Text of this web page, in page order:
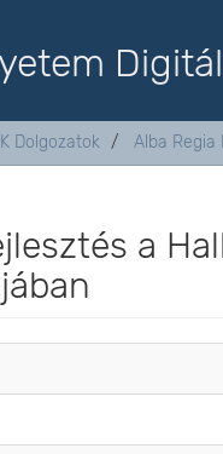
Dolgozatok Alba Regia
a